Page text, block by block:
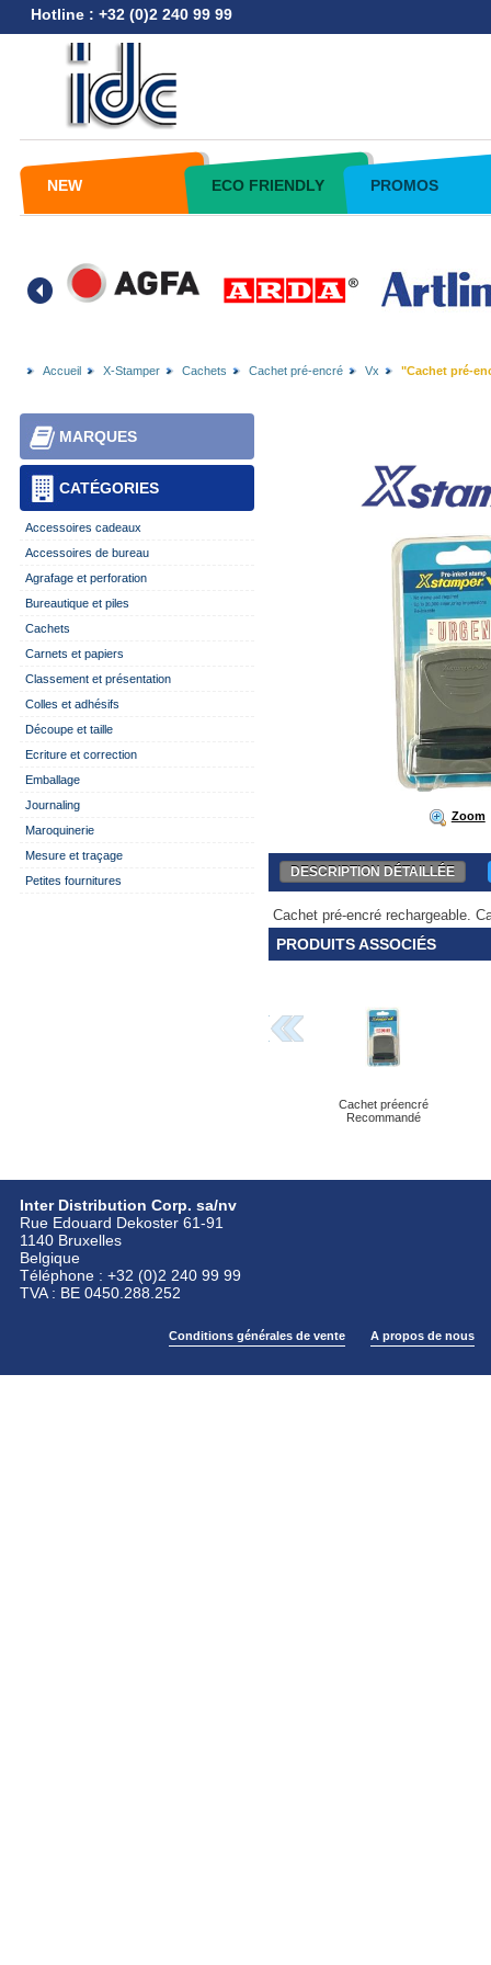
Hotline : +32 (0)2 240 99 99
NEW ECO FRIENDLY PROMOS
Accueil X-Stamper Cachets Cachet pré-encré Vx "Cachet pré-
CATÉGORIES
MARQUES
Accessoires cadeaux
Accessoires de bureau
Agrafage et perforation
Bureautique et piles
Cachets
Carnets et papiers
Classement et présentation
Colles et adhésifs
Découpe et taille
Ecriture et correction
Emballage
Journaling
Maroquinerie
Mesure et traçage
Petites fournitures
Zoom
DESCRIPTION DÉTAILLÉE
Cachet pré-encré rechargeable.
PRODUITS ASSOCIÉS
Cachet préencré
Recommandé
Inter Distribution Corp. sa/nv
Rue Edouard Dekoster 61-91
1140 Bruxelles
Belgique
Téléphone : +32 (0)2 240 99 99
TVA : BE 0450.288.252
Conditions générales de vente A propos de nous